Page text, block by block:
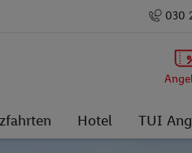
030
Hotel TUI